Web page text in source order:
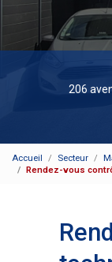
206
Accueil Secteur
Rendez-vous